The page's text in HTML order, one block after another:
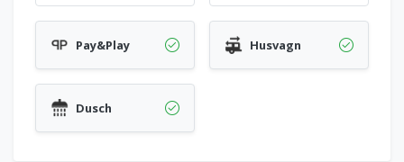
Pay&Play Husvagn
Dusch